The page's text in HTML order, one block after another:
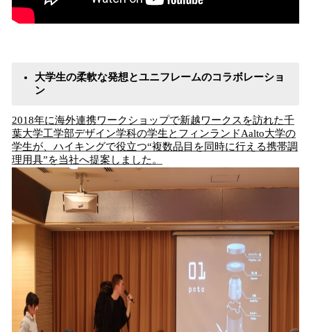
大学生の柔軟な発想とユニフレームのコラボレーショ
ン
2018年に海外連携ワークショップで新越ワークスを訪れた千
葉大学工学部デザイン学科の学生とフィンランドAalto大学の
学生が、ハイキングで役立つ“複数品目を同時に行える携帯調
理用具”を当社へ提案しました。